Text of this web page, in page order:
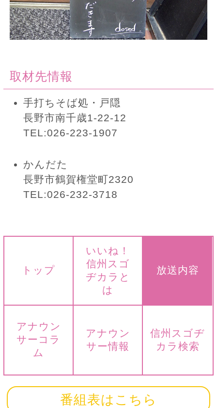
取材先情報
手打ちそば処・戸隠
長野市南千歳1-22-12
TEL:026-223-1907
かんだた
長野市鶴賀権堂町2320
TEL:026-232-3718
トップ
いいね！
信州スゴ
ヂカラと
は
放送内容
アナウン
サーコラ
ム
アナウン
サー情報
信州スゴヂ
カラ検索
番組表はこちら